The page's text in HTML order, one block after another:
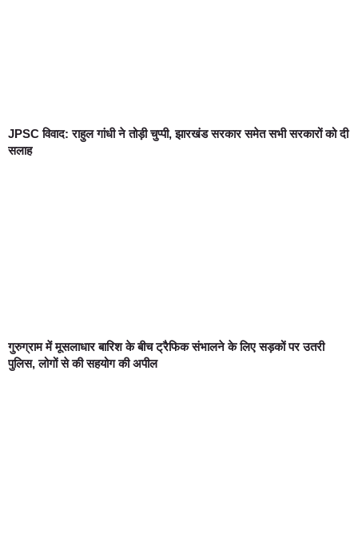
JPSC विवाद: राहुल गांधी ने तोड़ी चुप्पी, झारखंड सरकार समेत सभी सरकारों को दी
सलाह
गुरुग्राम में मूसलाधार बारिश के बीच ट्रैफिक संभालने के लिए सड़कों पर उतरी
पुलिस, लोगों से की सहयोग की अपील